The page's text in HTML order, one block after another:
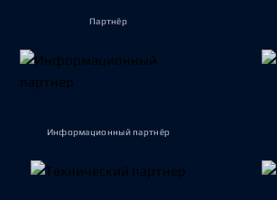
Партнёр
Информационный партнёр